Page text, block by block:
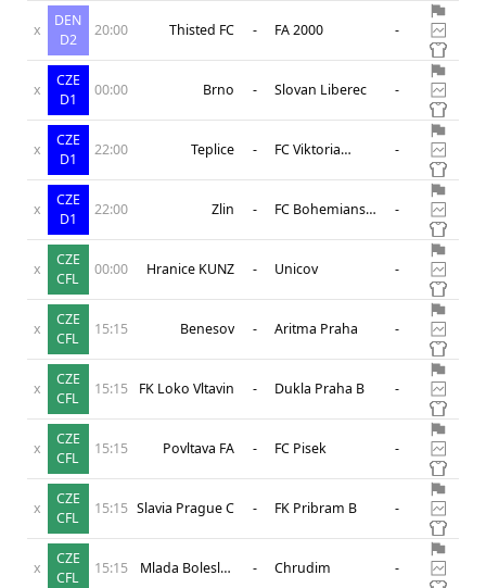
x
DEN
D2
20:00 Thisted FC - FA 2000 -
x
CZE
D1
00:00 Brno - Slovan Liberec -
x
CZE
D1
22:00 Teplice -
FC Viktoria
-
x
CZE
D1
22:00 Zlin -
FC Bohemians
-
x
CZE
CFL
00:00 Hranice KUNZ - Unicov -
x
CZE
CFL
15:15 Benesov - Aritma Praha -
x
CZE
CFL
15:15 FK Loko Vltavin - Dukla Praha B -
x
CZE
CFL
15:15 Povltava FA - FC Pisek -
x
CZE
CFL
15:15 Slavia Prague C - FK Pribram B -
x
CZE
CFL
15:15
Mlada Boleslav
- Chrudim -